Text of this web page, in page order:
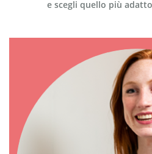
e scegli quello più